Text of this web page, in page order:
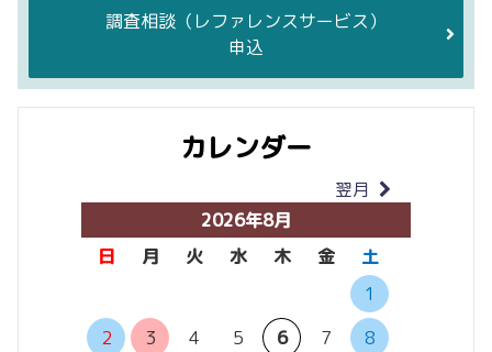
調査相談 （レファレンスサービス）
申込
カレンダー
翌月
2026年8月
日
月 火 水 木 金
土
1
2
3 4 5 6 7
8